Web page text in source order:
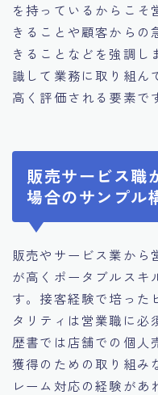
を持っているからこそ
きることや顧客からの
きることなどを強調し
識して業務に取り組ん
高く評価される要素で
販売サービス職
場合のサンプル
販売やサービス業から
が高くポータブルスキ
す。接客経験で培った
タリティは営業職に必
歴書では店舗での個人
獲得のための取り組み
レーム対応の経験が